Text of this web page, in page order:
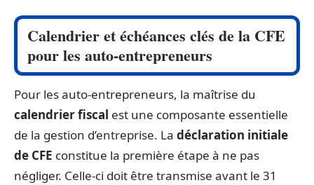
Calendrier et échéances clés de la CFE
pour les auto-entrepreneurs
Pour les auto-entrepreneurs, la maîtrise du
calendrier fiscal est une composante essentielle
de la gestion d’entreprise. La déclaration initiale
de CFE constitue la première étape à ne pas
négliger. Celle-ci doit être transmise avant le 31